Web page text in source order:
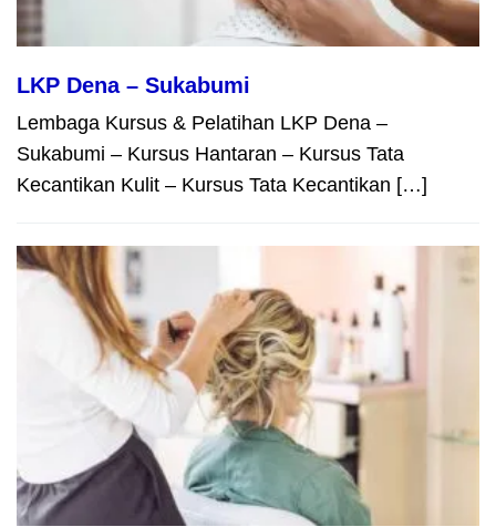
LKP Dena – Sukabumi
Lembaga Kursus & Pelatihan LKP Dena –
Sukabumi – Kursus Hantaran – Kursus Tata
Kecantikan Kulit – Kursus Tata Kecantikan […]